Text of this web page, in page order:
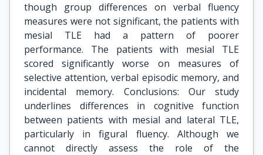
though group differences on verbal fluency
measures were not significant, the patients with
mesial TLE had a pattern of poorer
performance. The patients with mesial TLE
scored significantly worse on measures of
selective attention, verbal episodic memory, and
incidental memory. Conclusions: Our study
underlines differences in cognitive function
between patients with mesial and lateral TLE,
particularly in figural fluency. Although we
cannot directly assess the role of the